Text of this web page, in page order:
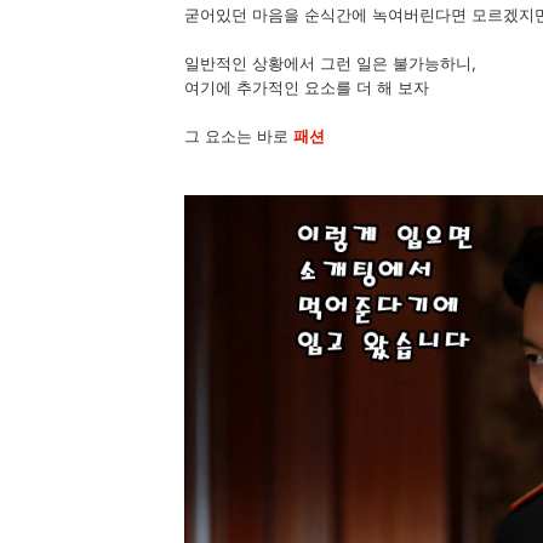
굳어있던 마음을 순식간에 녹여버린다면 모르겠지
일반적인 상황에서 그런 일은 불가능하니,
여기에 추가적인 요소를 더 해 보자
그 요소는 바로 패션